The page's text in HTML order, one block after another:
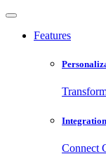
Features
Connect